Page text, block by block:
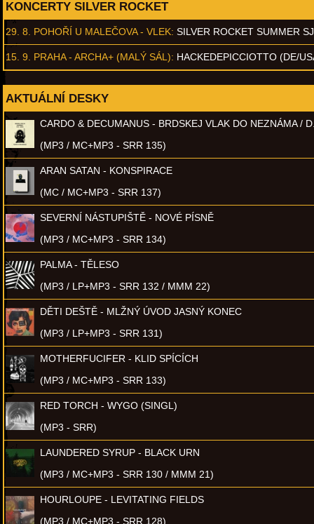
KONCERTY SILVER ROCKET
29. 8. POHOŘÍ U MALEČOVA - VLEK: SILVER ROCKET SUMMER
15. 9. PRAHA - ARCHA+ (MALÝ SÁL): HACKEDEPICCIOTTO (DE/
AKTUÁLNÍ DESKY
CARDO & DECUMANUS - BRDSKEJ VLAK DO NEZNÁMA /
(MP3 / MC+MP3 - SRR 135)
ARAN SATAN - KONSPIRACE
(MC / MC+MP3 - SRR 137)
SEVERNÍ NÁSTUPIŠTĚ - NOVÉ PÍSNĚ
(MP3 / MC+MP3 - SRR 134)
PALMA - TĚLESO
(MP3 / LP+MP3 - SRR 132 / MMM 22)
DĚTI DEŠTĚ - MLŽNÝ ÚVOD JASNÝ KONEC
(MP3 / LP+MP3 - SRR 131)
MOTHERFUCIFER - KLID SPÍCÍCH
(MP3 / MC+MP3 - SRR 133)
RED TORCH - WYGO (SINGL)
(MP3 - SRR)
LAUNDERED SYRUP - BLACK URN
(MP3 / MC+MP3 - SRR 130 / MMM 21)
HOURLOUPE - LEVITATING FIELDS
(MP3 / MC+MP3 - SRR 128)